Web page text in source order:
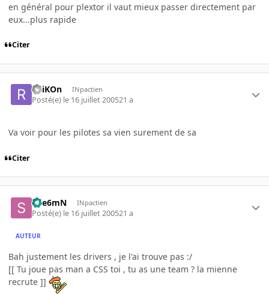
en général pour plextor il vaut mieux passer directement par
eux...plus rapide
Citer
ReiKOn INpactien
Posté(e) le 16 juillet 200521 a
Va voir pour les pilotes sa vien surement de sa
Citer
Spe6mN INpactien
Posté(e) le 16 juillet 200521 a
AUTEUR
Bah justement les drivers , je l'ai trouve pas :/
[[ Tu joue pas man a CSS toi , tu as une team ? la mienne
recrute ]]